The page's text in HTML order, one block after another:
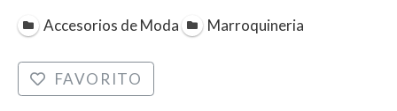
Accesorios de Moda Marroquineria
FAVORITO